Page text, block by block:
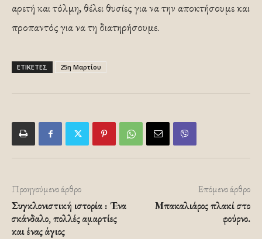
αρετή και τόλμη, θέλει θυσίες για να την αποκτήσουμε και
προπαντός για να τη διατηρήσουμε.
ΕΤΙΚΕΤΕΣ 25η Μαρτίου
Προηγούμενο άρθρο
Συγκλονιστική ιστορία : Ένα
σκάνδαλο, πολλές αμαρτίες
και ένας άγιος
Επόμενο άρθρο
Μπακαλιάρος πλακί στο
φούρνο.